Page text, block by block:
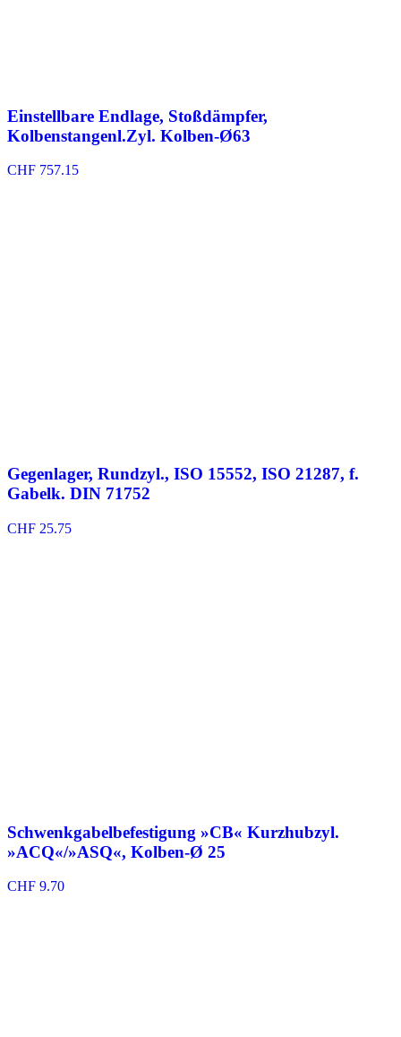
Einstellbare Endlage, Stoßdämpfer,
Kolbenstangenl.Zyl. Kolben-Ø63
CHF 757.15
Gegenlager, Rundzyl., ISO 15552, ISO 21287, f.
Gabelk. DIN 71752
CHF 25.75
Schwenkgabelbefestigung »CB« Kurzhubzyl.
»ACQ«/»ASQ«, Kolben-Ø 25
CHF 9.70